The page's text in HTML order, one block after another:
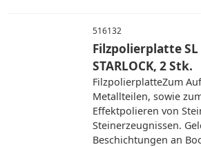
516132
Filzpolierplatte SL
STARLOCK, 2 Stk.
FilzpolierplatteZum
Metallteilen, sowie
Effektpolieren von
Steinerzeugnissen.
Beschichtungen an